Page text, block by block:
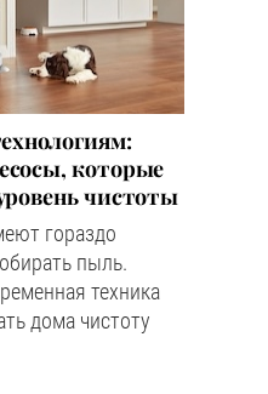
которые
чистоты
гораздо
пыль.
техника
дома чистоту